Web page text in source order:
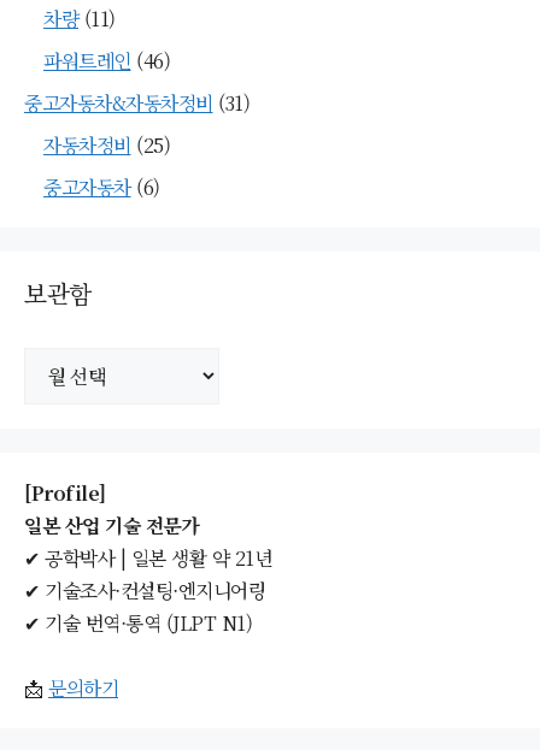
차량(11)
파워트레인 (46)
중고자동차&자동차정비 (31)
자동차정비 (25)
중고자동차(6)
보관함
[Profile]
일본 산업 기술 전문가
✔ 공학박사 | 일본 생활 약 21년
✔ 기술조사·컨설팅·엔지니어링
✔ 기술 번역·통역 (JLPT N1)
📩 문의하기